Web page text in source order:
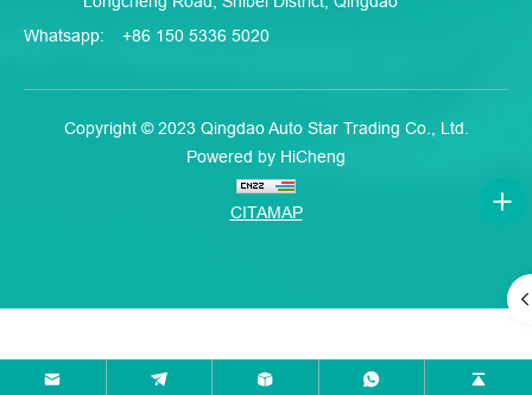
Whatsapp:
+86 150 5336 5020
Copyright © 2023 Qingdao Auto Star Trading Co., Ltd.
Powered by HiCheng
CITAMAP